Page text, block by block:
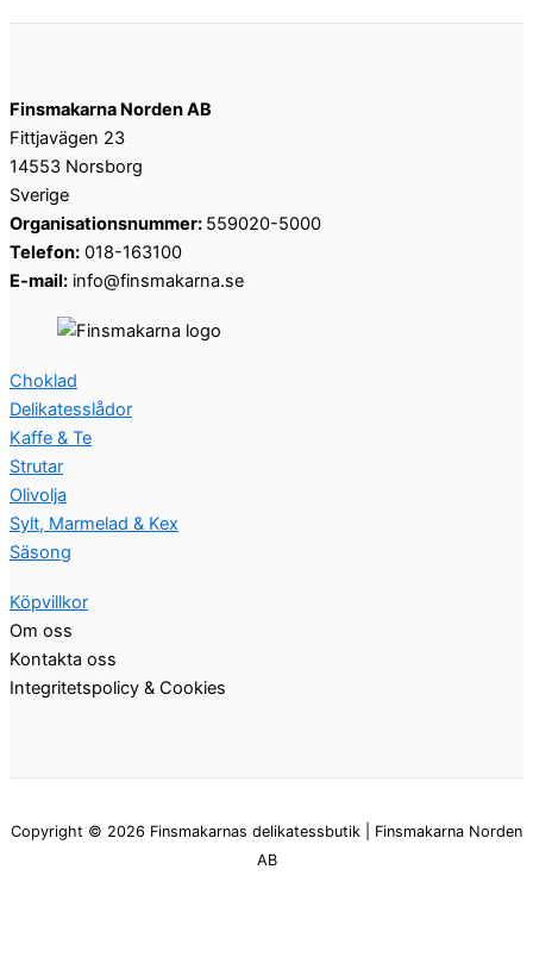
Finsmakarna Norden AB
Fittjavägen 23
14553 Norsborg
Sverige
Organisationsnummer: 559020-5000
Telefon: 018-163100
E-mail: info@finsmakarna.se
Choklad
Delikatesslådor
Kaffe & Te
Strutar
Olivolja
Sylt, Marmelad & Kex
Säsong
Köpvillkor
Om oss
Kontakta oss
Integritetspolicy & Cookies
Copyright © 2026 Finsmakarnas delikatessbutik | Finsmakarna Norden
AB